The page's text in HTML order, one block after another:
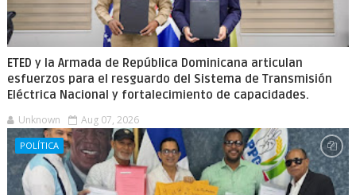
ETED y la Armada de República Dominicana articulan
esfuerzos para el resguardo del Sistema de Transmisión
Eléctrica Nacional y fortalecimiento de capacidades.
Unknown Aug 07, 2026
POLÍTICA